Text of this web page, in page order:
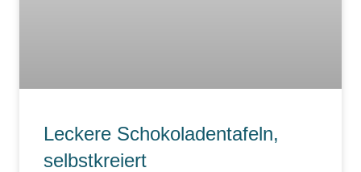
Leckere Schokoladentafeln,
selbstkreiert